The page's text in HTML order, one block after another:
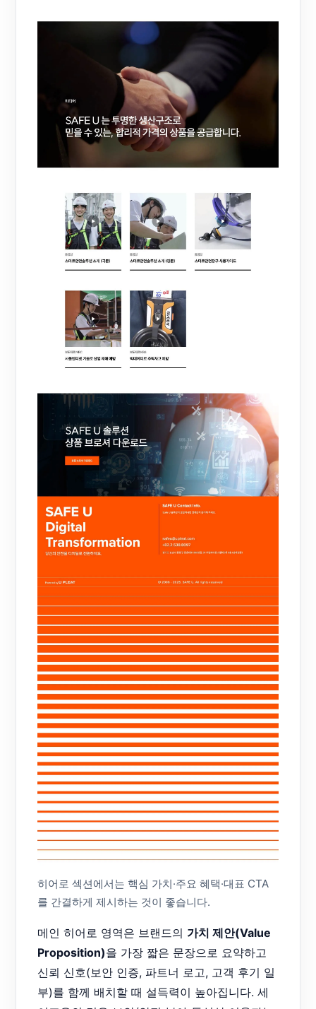
히어로 섹션에서는 핵심 가치·주요 혜택·대표 CTA
를 간결하게 제시하는 것이 좋습니다.
메인 히어로 영역은 브랜드의 가치 제안(Value
Proposition)을 가장 짧은 문장으로 요약하고
신뢰 신호(보안 인증, 파트너 로고, 고객 후기 일
부)를 함께 배치할 때 설득력이 높아집니다. 세